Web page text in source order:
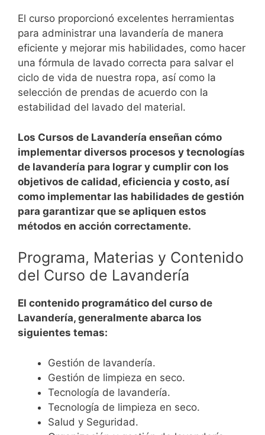
El curso proporcionó excelentes herramientas
para administrar una lavandería de manera
eficiente y mejorar mis habilidades, como hacer
una fórmula de lavado correcta para salvar el
ciclo de vida de nuestra ropa, así como la
selección de prendas de acuerdo con la
estabilidad del lavado del material.
Los Cursos de Lavandería enseñan cómo
implementar diversos procesos y tecnologías
de lavandería para lograr y cumplir con los
objetivos de calidad, eficiencia y costo, así
como implementar las habilidades de gestión
para garantizar que se apliquen estos
métodos en acción correctamente.
Programa, Materias y Contenido
del Curso de Lavandería
El contenido programático del curso de
Lavandería, generalmente abarca los
siguientes temas:
Gestión de lavandería.
Gestión de limpieza en seco.
Tecnología de lavandería.
Tecnología de limpieza en seco.
Salud y Seguridad.